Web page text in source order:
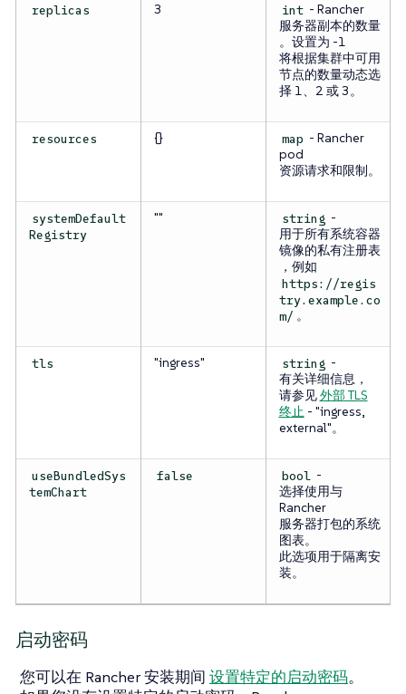
replicas 3 int - Rancher
服务器副本的数量
。设置为 -1
将根据集群中可用
节点的数量动态选
择 1、2 或 3。
resources {} map - Rancher
pod
资源请求和限制。
systemDefault
Registry
"" string -
用于所有系统容器
镜像的私有注册表
，例如
https://regis
try.example.co
m/ 。
tls "ingress" string -
有关详细信息，
请参见外部 TLS
终止 - "ingress,
external"。
useBundledSys
temChart
false bool -
选择使用与
Rancher
服务器打包的系统
图表。
此选项用于隔离安
装。
启动密码
您可以在 Rancher 安装期间 设置特定的启动密码。